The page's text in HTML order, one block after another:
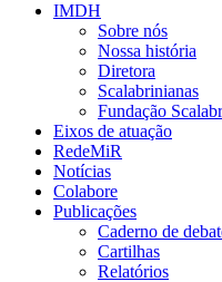
IMDH
Sobre nós
Nossa história
Diretora
Scalabrinianas​
Fundação
Eixos de atuação
RedeMiR
Notícias​
Colabore
Publicações
Caderno de
Cartilhas
Relatórios